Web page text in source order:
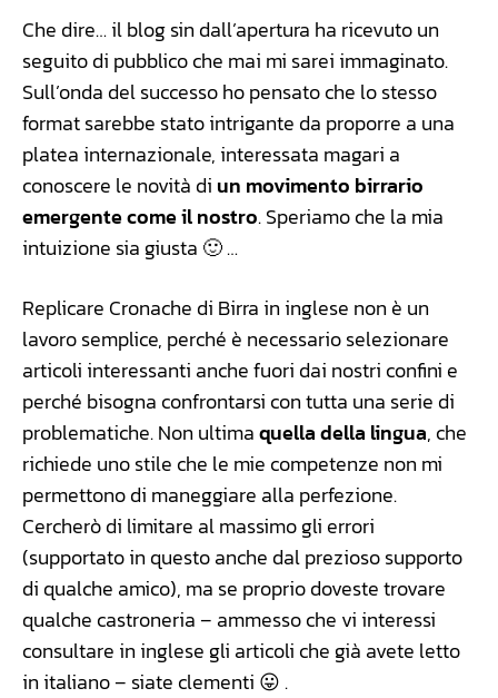
Che dire… il blog sin dall’apertura ha ricevuto un
seguito di pubblico che mai mi sarei immaginato.
Sull’onda del successo ho pensato che lo stesso
format sarebbe stato intrigante da proporre a una
platea internazionale, interessata magari a
conoscere le novità di un movimento birrario
emergente come il nostro. Speriamo che la mia
intuizione sia giusta 🙂 …
Replicare Cronache di Birra in inglese non è un
lavoro semplice, perché è necessario selezionare
articoli interessanti anche fuori dai nostri confini e
perché bisogna confrontarsi con tutta una serie di
problematiche. Non ultimaquella della lingua, che
richiede uno stile che le mie competenze non mi
permettono di maneggiare alla perfezione.
Cercherò di limitare al massimo gli errori
(supportato in questo anche dal prezioso supporto
di qualche amico), ma se proprio doveste trovare
qualche castroneria – ammesso che vi interessi
consultare in inglese gli articoli che già avete letto
in italiano – siate clementi 😛 .